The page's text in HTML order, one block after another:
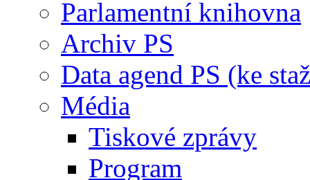
Parlamentní knihovna
Archiv PS
Data agend PS (ke
Média
Tiskové zprávy
Program